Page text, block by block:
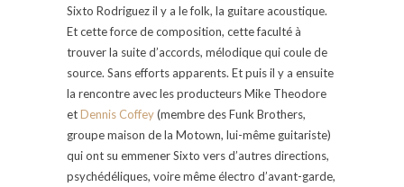
Sixto Rodriguez il y a le folk, la guitare acoustique.
Et cette force de composition, cette faculté à
trouver la suite d’accords, mélodique qui coule de
source. Sans efforts apparents. Et puis il y a ensuite
la rencontre avec les producteurs Mike Theodore
etDennis Coffey(membre des Funk Brothers,
groupe maison de la Motown, lui-même guitariste)
qui ont su emmener Sixto vers d’autres directions,
psychédéliques, voire même électro d’avant-garde,